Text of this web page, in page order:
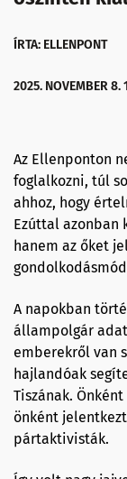
ÍRTA: ELLENPONT
2025. NOVEMBER 8.
Az Ellenponton
foglalkozni, túl
ahhoz, hogy
Ezúttal azonban
hanem az őket
A napokban
állampolgár
emberekről van
hajlandóak
Tiszának.
önként
pártaktivisták.